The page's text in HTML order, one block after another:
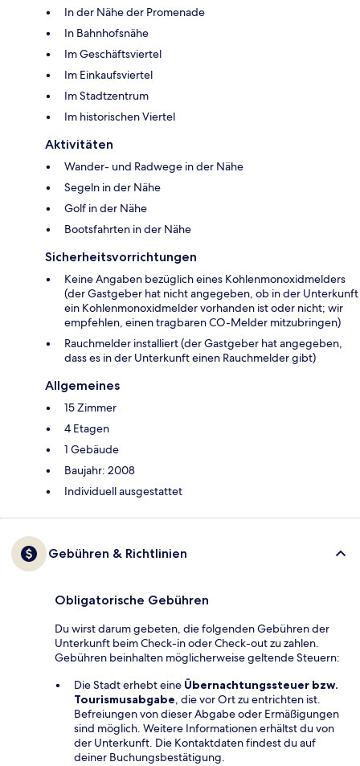
In der Nähe der Promenade
In Bahnhofsnähe
Im Geschäftsviertel
Im Einkaufsviertel
Im Stadtzentrum
Im historischen Viertel
Aktivitäten
Wander- und Radwege in der Nähe
Segeln in der Nähe
Golf in der Nähe
Bootsfahrten in der Nähe
Sicherheitsvorrichtungen
Keine Angaben bezüglich eines Kohlenmonoxidmelders
(der Gastgeber hat nicht angegeben, ob in der Unterkunft
ein Kohlenmonoxidmelder vorhanden ist oder nicht; wir
empfehlen, einen tragbaren CO-Melder mitzubringen)
Rauchmelder installiert (der Gastgeber hat angegeben,
dass es in der Unterkunft einen Rauchmelder gibt)
Allgemeines
15 Zimmer
4 Etagen
1 Gebäude
Baujahr: 2008
Individuell ausgestattet
Gebühren & Richtlinien
Obligatorische Gebühren
Du wirst darum gebeten, die folgenden Gebühren der
Unterkunft beim Check-in oder Check-out zu zahlen.
Gebühren beinhalten möglicherweise geltende Steuern:
Die Stadt erhebt eine Übernachtungssteuer bzw.
Tourismusabgabe, die vor Ort zu entrichten ist.
Befreiungen von dieser Abgabe oder Ermäßigungen
sind möglich. Weitere Informationen erhältst du von
der Unterkunft. Die Kontaktdaten findest du auf
deiner Buchungsbestätigung.